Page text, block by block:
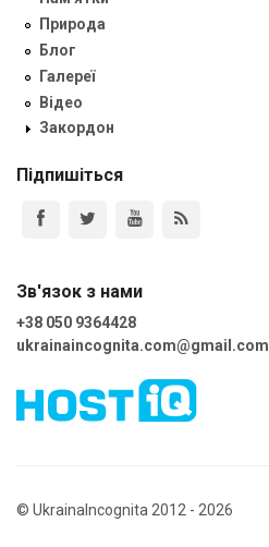
Природа
Блог
Галереї
Відео
Закордон
Підпишіться
Зв'язок з нами
+38 050 9364428
ukrainaincognita.com@gmail.com
© UkrainaIncognita 2012 - 2026